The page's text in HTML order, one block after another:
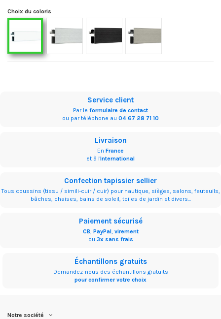
Choix du coloris
64404-56 Laqué blanc
Service client
Par le formulaire de contact
ou par téléphone au 04 67 28 71 10
Livraison
En France
et à l'International
Confection tapissier sellier
Tous coussins (tissu / simili-cuir / cuir) pour nautique, sièges, salons, fauteuils,
bâches, chaises, bains de soleil, toiles de jardin et divers...
Paiement sécurisé
CB PayPal, virement
ou 3x sans frais
Échantillons gratuits
Demandez-nous des échantillons gratuits
pour confirmer votre choix
Notre société